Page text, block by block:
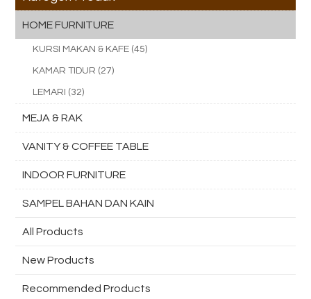
HOME FURNITURE
KURSI MAKAN & KAFE (45)
KAMAR TIDUR (27)
LEMARI (32)
MEJA & RAK
VANITY & COFFEE TABLE
INDOOR FURNITURE
SAMPEL BAHAN DAN KAIN
All Products
New Products
Recommended Products